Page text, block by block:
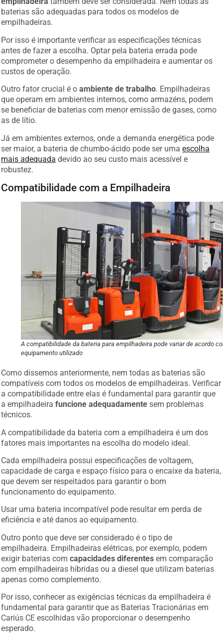
baterias são adequadas para todos os modelos de
empilhadeiras.
Por isso é importante verificar as especificações técnicas
antes de fazer a escolha. Optar pela bateria errada pode
comprometer o desempenho da empilhadeira e aumentar os
custos de operação.
Outro fator crucial é oambiente de trabalho. Empilhadeiras
que operam em ambientes internos, como armazéns, podem
se beneficiar de baterias com menor emissão de gases, como
as de lítio.
Já em ambientes externos, onde a demanda energética pode
ser maior, a bateria de chumbo-ácido pode ser umaescolha
mais adequada devido ao seu custo mais acessível e
robustez.
Compatibilidade com a Empilhadeira
A compatibilidade da bateria para empilhadeira pode variar de acordo
equipamento utilizado
Como dissemos anteriormente, nem todas as baterias são
compatíveis com todos os modelos de empilhadeiras. Verificar
a compatibilidade entre elas é fundamental para garantir que
a empilhadeirafuncione adequadamente sem problemas
técnicos.
A compatibilidade da bateria com a empilhadeira é um dos
fatores mais importantes na escolha do modelo ideal.
Cada empilhadeira possui especificações de voltagem,
capacidade de carga e espaço físico para o encaixe da bateria,
que devem ser respeitados para garantir o bom
funcionamento do equipamento.
Usar uma bateria incompatível pode resultar em perda de
eficiência e até danos ao equipamento.
Outro ponto que deve ser considerado é o tipo de
empilhadeira. Empilhadeiras elétricas, por exemplo, podem
exigir baterias comcapacidades diferentes em comparação
com empilhadeiras híbridas ou a diesel que utilizam baterias
apenas como complemento.
Por isso, conhecer as exigências técnicas da empilhadeira é
fundamental para garantir que as Baterias Tracionárias em
Cariús CE escolhidas vão proporcionar o desempenho
esperado.